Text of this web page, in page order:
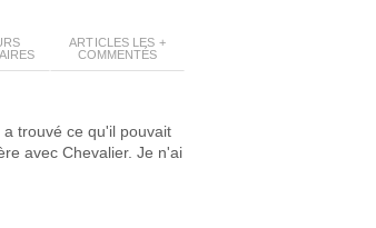
ARTICLES LES +
COMMENTÉS
trouvé ce qu'il pouvait
avec Chevalier. Je n'ai